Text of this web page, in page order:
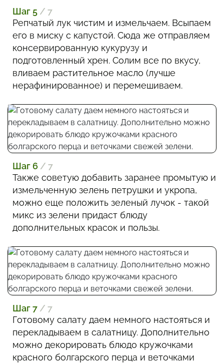
Шаг 5 / 7
Репчатый лук чистим и измельчаем. Всыпаем
его в миску с капустой. Сюда же отправляем
консервированную кукурузу и
подготовленный хрен. Солим все по вкусу,
вливаем растительное масло (лучше
нерафинированное) и перемешиваем.
Шаг 6 / 7
Также советую добавить заранее промытую и
измельченную зелень петрушки и укропа,
можно еще положить зеленый лучок - такой
микс из зелени придаст блюду
дополнительных красок и пользы.
Шаг 7 / 7
Готовому салату даем немного настояться и
перекладываем в салатницу. Дополнительно
можно декорировать блюдо кружочками
красного болгарского перца и веточками